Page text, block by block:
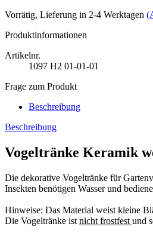
Vorrätig, Lieferung in 2-4 Werktagen
Produktinformationen
Artikelnr.
1097 H2 01-01-01
Frage zum Produkt
Beschreibung
Beschreibung
Vogeltränke Keramik
Die dekorative Vogeltränke für
Insekten benötigen Wasser und
Hinweise: Das Material weist kleine
Die Vogeltränke ist nicht frostfest und